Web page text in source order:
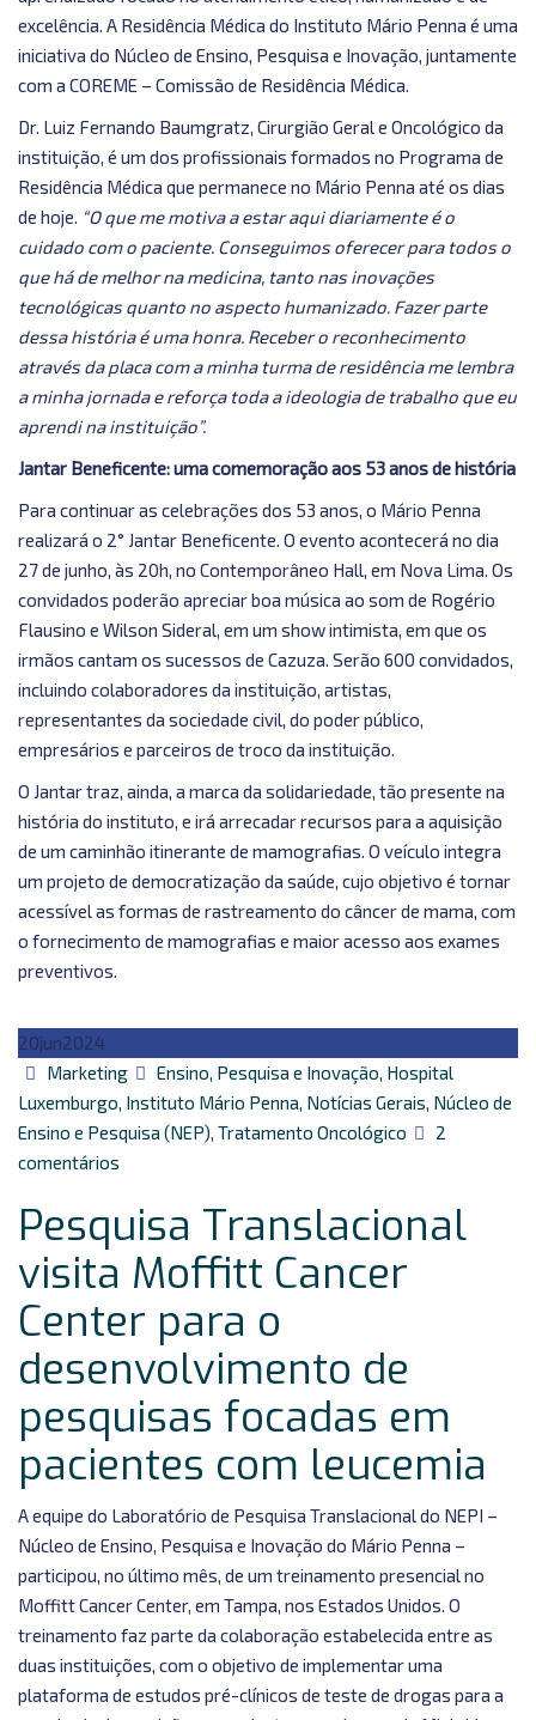
excelência. A Residência Médica do Instituto Mário Penna é uma
iniciativa do Núcleo de Ensino, Pesquisa e Inovação, juntamente
com a COREME – Comissão de Residência Médica.
Dr. Luiz Fernando Baumgratz, Cirurgião Geral e Oncológico da
instituição, é um dos profissionais formados no Programa de
Residência Médica que permanece no Mário Penna até os dias
de hoje. “O que me motiva a estar aqui diariamente é o
cuidado com o paciente. Conseguimos oferecer para todos o
que há de melhor na medicina, tanto nas inovações
tecnológicas quanto no aspecto humanizado. Fazer parte
dessa história é uma honra. Receber o reconhecimento
através da placa com a minha turma de residência me lembra
a minha jornada e reforça toda a ideologia de trabalho que eu
aprendi na instituição”.
Jantar Beneficente: uma comemoração aos 53 anos de história
Para continuar as celebrações dos 53 anos, o Mário Penna
realizará o 2° Jantar Beneficente. O evento acontecerá no dia
27 de junho, às 20h, no Contemporâneo Hall, em Nova Lima. Os
convidados poderão apreciar boa música ao som de Rogério
Flausino e Wilson Sideral, em um show intimista, em que os
irmãos cantam os sucessos de Cazuza. Serão 600 convidados,
incluindo colaboradores da instituição, artistas,
representantes da sociedade civil, do poder público,
empresários e parceiros de troco da instituição.
O Jantar traz, ainda, a marca da solidariedade, tão presente na
história do instituto, e irá arrecadar recursos para a aquisição
de um caminhão itinerante de mamografias. O veículo integra
um projeto de democratização da saúde, cujo objetivo é tornar
acessível as formas de rastreamento do câncer de mama, com
o fornecimento de mamografias e maior acesso aos exames
preventivos.
20jun2024
Autor
Marketing Categorias
Ensino, Pesquisa e Inovação, Hospital
Luxemburgo, Instituto Mário Penna, Notícias Gerais, Núcleo de
Ensino e Pesquisa (NEP), Tratamento Oncológico
2
comentários
Translacional
Moffitt
Cancer
Center
para
desenvolvimento
de
focadas
em
pacientes
com
leucemia
Pesquisa Translacional
visita Moffitt Cancer
Center para o
desenvolvimento de
pesquisas focadas em
pacientes com leucemia
A equipe do Laboratório de Pesquisa Translacional do NEPI –
Núcleo de Ensino, Pesquisa e Inovação do Mário Penna –
participou, no último mês, de um treinamento presencial no
Moffitt Cancer Center, em Tampa, nos Estados Unidos. O
treinamento faz parte da colaboração estabelecida entre as
duas instituições, com o objetivo de implementar uma
plataforma de estudos pré-clínicos de teste de drogas para a